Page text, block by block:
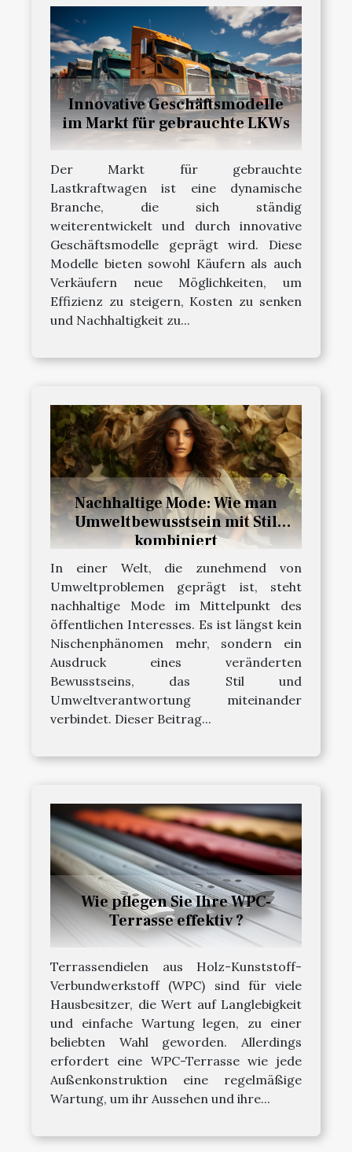
Innovative Geschäftsmodelle
im Markt für gebrauchte LKWs
Der Markt für gebrauchte
Lastkraftwagen ist eine dynamische
Branche, die sich ständig
weiterentwickelt und durch innovative
Geschäftsmodelle geprägt wird. Diese
Modelle bieten sowohl Käufern als auch
Verkäufern neue Möglichkeiten, um
Effizienz zu steigern, Kosten zu senken
und Nachhaltigkeit zu...
Nachhaltige Mode: Wie man
Umweltbewusstsein mit Stil
kombiniert
In einer Welt, die zunehmend von
Umweltproblemen geprägt ist, steht
nachhaltige Mode im Mittelpunkt des
öffentlichen Interesses. Es ist längst kein
Nischenphänomen mehr, sondern ein
Ausdruck eines veränderten
Bewusstseins, das Stil und
Umweltverantwortung miteinander
verbindet. Dieser Beitrag...
Wie pflegen Sie Ihre WPC-
Terrasse effektiv ?
Terrassendielen aus Holz-Kunststoff-
Verbundwerkstoff (WPC) sind für viele
Hausbesitzer, die Wert auf Langlebigkeit
und einfache Wartung legen, zu einer
beliebten Wahl geworden. Allerdings
erfordert eine WPC-Terrasse wie jede
Außenkonstruktion eine regelmäßige
Wartung, um ihr Aussehen und ihre...